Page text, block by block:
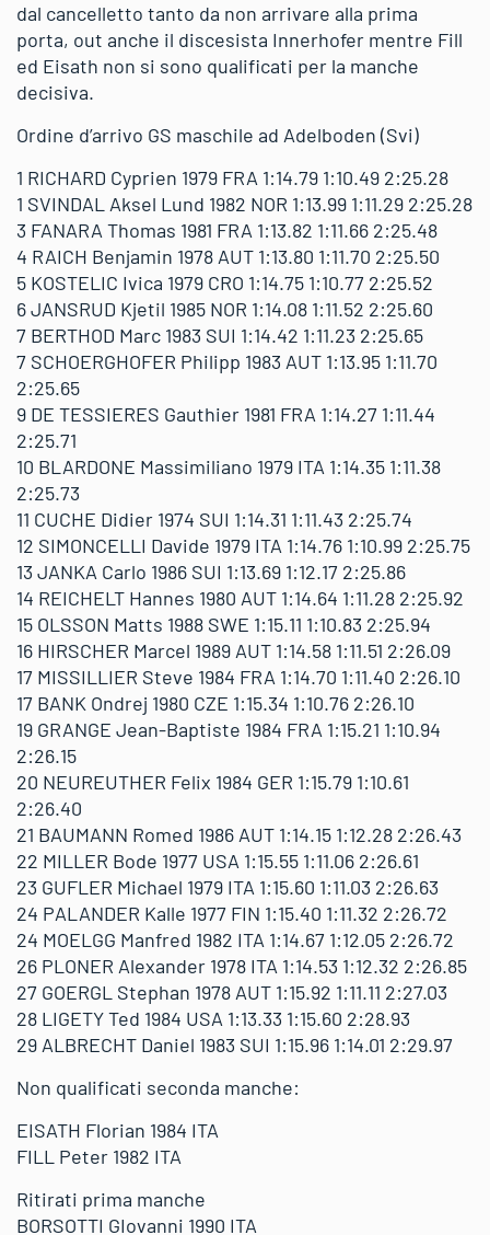
dal cancelletto tanto da non arrivare alla prima
porta, out anche il discesista Innerhofer mentre Fill
ed Eisath non si sono qualificati per la manche
decisiva.
Ordine d’arrivo GS maschile ad Adelboden (Svi)
1 RICHARD Cyprien 1979 FRA 1:14.79 1:10.49 2:25.28
1 SVINDAL Aksel Lund 1982 NOR 1:13.99 1:11.29 2:25.28
3 FANARA Thomas 1981 FRA 1:13.82 1:11.66 2:25.48
4 RAICH Benjamin 1978 AUT 1:13.80 1:11.70 2:25.50
5 KOSTELIC Ivica 1979 CRO 1:14.75 1:10.77 2:25.52
6 JANSRUD Kjetil 1985 NOR 1:14.08 1:11.52 2:25.60
7 BERTHOD Marc 1983 SUI 1:14.42 1:11.23 2:25.65
7 SCHOERGHOFER Philipp 1983 AUT 1:13.95 1:11.70
2:25.65
9 DE TESSIERES Gauthier 1981 FRA 1:14.27 1:11.44
2:25.71
10 BLARDONE Massimiliano 1979 ITA 1:14.35 1:11.38
2:25.73
11 CUCHE Didier 1974 SUI 1:14.31 1:11.43 2:25.74
12 SIMONCELLI Davide 1979 ITA 1:14.76 1:10.99 2:25.75
13 JANKA Carlo 1986 SUI 1:13.69 1:12.17 2:25.86
14 REICHELT Hannes 1980 AUT 1:14.64 1:11.28 2:25.92
15 OLSSON Matts 1988 SWE 1:15.11 1:10.83 2:25.94
16 HIRSCHER Marcel 1989 AUT 1:14.58 1:11.51 2:26.09
17 MISSILLIER Steve 1984 FRA 1:14.70 1:11.40 2:26.10
17 BANK Ondrej 1980 CZE 1:15.34 1:10.76 2:26.10
19 GRANGE Jean-Baptiste 1984 FRA 1:15.21 1:10.94
2:26.15
20 NEUREUTHER Felix 1984 GER 1:15.79 1:10.61
2:26.40
21 BAUMANN Romed 1986 AUT 1:14.15 1:12.28 2:26.43
22 MILLER Bode 1977 USA 1:15.55 1:11.06 2:26.61
23 GUFLER Michael 1979 ITA 1:15.60 1:11.03 2:26.63
24 PALANDER Kalle 1977 FIN 1:15.40 1:11.32 2:26.72
24 MOELGG Manfred 1982 ITA 1:14.67 1:12.05 2:26.72
26 PLONER Alexander 1978 ITA 1:14.53 1:12.32 2:26.85
27 GOERGL Stephan 1978 AUT 1:15.92 1:11.11 2:27.03
28 LIGETY Ted 1984 USA 1:13.33 1:15.60 2:28.93
29 ALBRECHT Daniel 1983 SUI 1:15.96 1:14.01 2:29.97
Non qualificati seconda manche:
EISATH Florian 1984 ITA
FILL Peter 1982 ITA
Ritirati prima manche
BORSOTTI GIovanni 1990 ITA